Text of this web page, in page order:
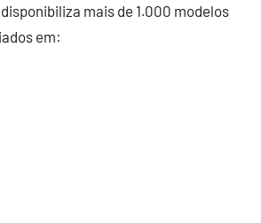
mais de 1.000 modelos
em: